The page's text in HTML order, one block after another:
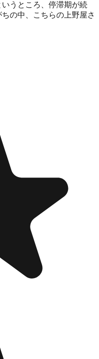
うところ、停滞期が続
の中、こちらの上野屋さ